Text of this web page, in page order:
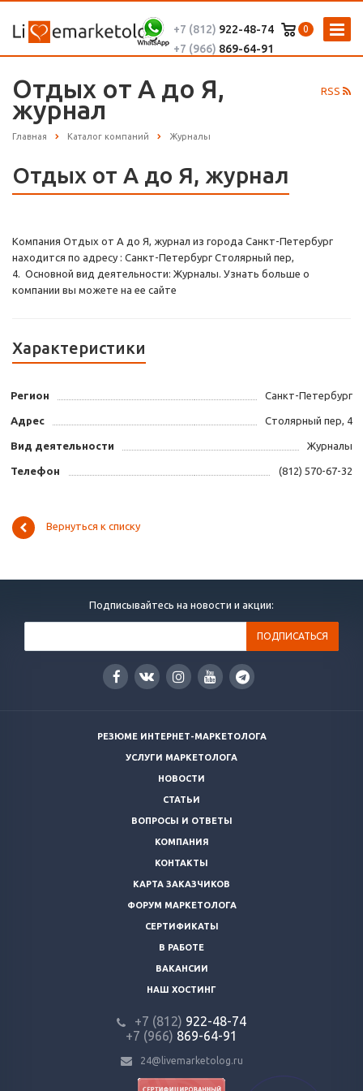
0
+7 (812) 922-48-74
+7 (966) 869-64-91
RSS
Отдых от А до Я,
журнал
Главная Каталог компаний Журналы
Отдых от А до Я, журнал
Компания Отдых от А до Я, журнал из города Санкт-Петербург
находится по адресу : Санкт-Петербург Столярный пер,
4. Основной вид деятельности: Журналы. Узнать больше о
компании вы можете на ее сайте
Характеристики
Регион Санкт-Петербург
Адрес Столярный пер, 4
Вид деятельности Журналы
Телефон (812) 570-67-32
Вернуться к списку
Подписывайтесь на новости и акции:
РЕЗЮМЕ ИНТЕРНЕТ-МАРКЕТОЛОГА
УСЛУГИ МАРКЕТОЛОГА
НОВОСТИ
СТАТЬИ
ВОПРОСЫ И ОТВЕТЫ
КОМПАНИЯ
КОНТАКТЫ
КАРТА ЗАКАЗЧИКОВ
ФОРУМ МАРКЕТОЛОГА
СЕРТИФИКАТЫ
В РАБОТЕ
ВАКАНСИИ
НАШ ХОСТИНГ
+7 (812) 922-48-74
+7 (966) 869-64-91
24@livemarketolog.ru